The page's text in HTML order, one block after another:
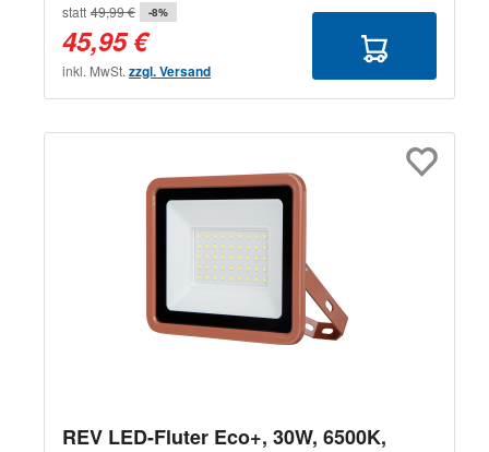
statt 49,99 € -8%
45,95 €
inkl. MwSt. zzgl. Versand
REV LED-Fluter Eco+, 30W, 6500K,